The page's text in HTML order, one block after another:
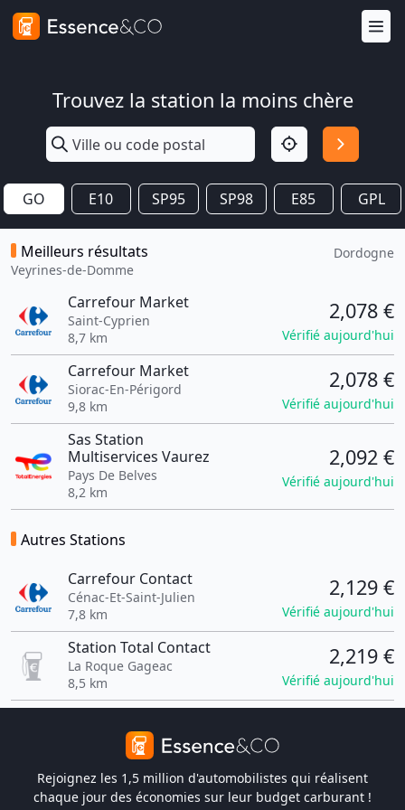
Trouvez la station la moins chère
GO E10 SP95 SP98 E85 GPL
Meilleurs résultats
Veyrines-de-Domme
Dordogne
Carrefour Market
Saint-Cyprien
8,7 km
2,078 €
Vérifié aujourd'hui
Carrefour Market
Siorac-En-Périgord
9,8 km
2,078 €
Vérifié aujourd'hui
Sas Station
Multiservices Vaurez
Pays De Belves
8,2 km
2,092 €
Vérifié aujourd'hui
Autres Stations
Carrefour Contact
Cénac-Et-Saint-Julien
7,8 km
2,129 €
Vérifié aujourd'hui
Station Total Contact
La Roque Gageac
8,5 km
2,219 €
Vérifié aujourd'hui
Rejoignez les 1,5 million d'automobilistes qui réalisent
chaque jour des économies sur leur budget carburant !